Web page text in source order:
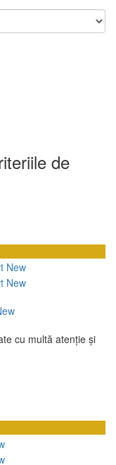
de
cu multă atenţie şi